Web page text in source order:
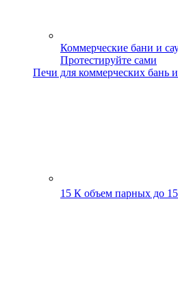
Коммерческие бани и
Протестируйте сами
Печи для коммерческих бань
15 К объем парных до